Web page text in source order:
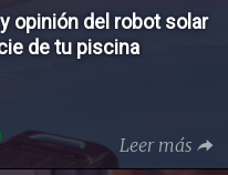
opinión del robot solar
de tu piscina
Leer más